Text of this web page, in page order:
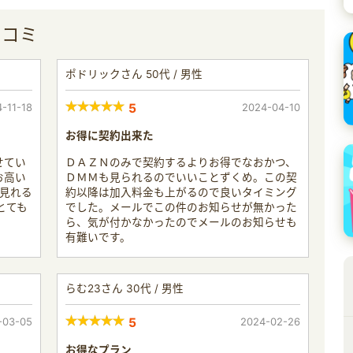
ミ
11-18
てい
高い
れる
ても
ポドリックさん 50代 / 男性
5 2024-04-10
お得に契約出来た
ＤＡＺＮのみで契約するよりお得でなおかつ、
ＤＭＭも見られるのでいいことずくめ。この契
約以降は加入料金も上がるので良いタイミング
でした。メールでこの件のお知らせが無かった
ら、気が付かなかったのでメールのお知らせも
有難いです。
05
らむ23さん 30代 / 男性
5 2024-02-26
お得なプラン